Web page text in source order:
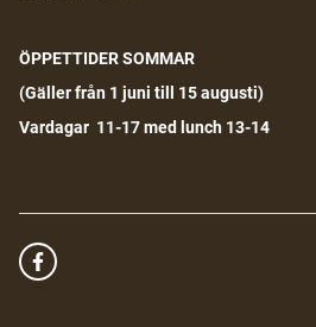
ÖPPETTIDER SOMMAR
(Gäller från 1 juni till 15 augusti)
Vardagar 11-17 med lunch 13-14